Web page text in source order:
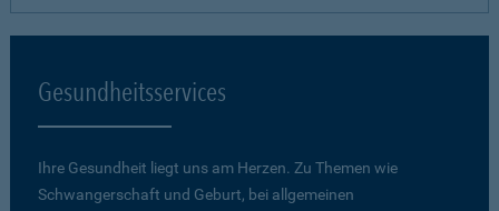
Gesundheitsservices
Ihre Gesundheit liegt uns am Herzen. Zu Themen wie
Schwangerschaft und Geburt, bei allgemeinen